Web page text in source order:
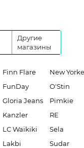
Другие
магазины
Finn Flare
FunDay
Gloria Jeans
Kanzler
LC Waikiki
Lakbi
New
O'Stin
Pimkie
RE
Sela
Sudar